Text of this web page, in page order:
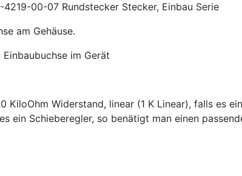
00-07 Rundstecker Stecker, Einbau Serie
am Gehäuse.
im Gerät
Widerstand, linear (1 K Linear), falls es
ein Schieberegler, so benätigt man einen